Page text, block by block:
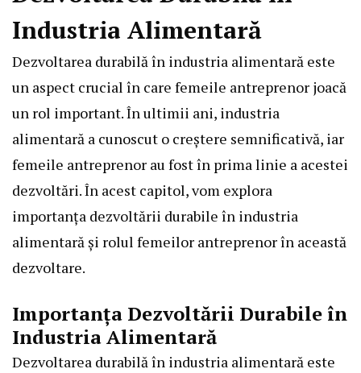
Industria Alimentară
Dezvoltarea durabilă în industria alimentară este
un aspect crucial în care femeile antreprenor joacă
un rol important. În ultimii ani, industria
alimentară a cunoscut o creștere semnificativă, iar
femeile antreprenor au fost în prima linie a acestei
dezvoltări. În acest capitol, vom explora
importanța dezvoltării durabile în industria
alimentară și rolul femeilor antreprenor în această
dezvoltare.
Importanța Dezvoltării Durabile în
Industria Alimentară
Dezvoltarea durabilă în industria alimentară este